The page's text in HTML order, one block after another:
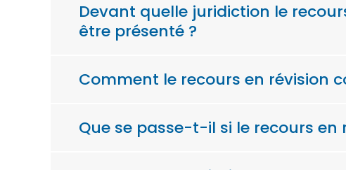
Devant quelle juridiction le
être présenté ?
Comment le recours en révision
Que se passe-t-il si le recours